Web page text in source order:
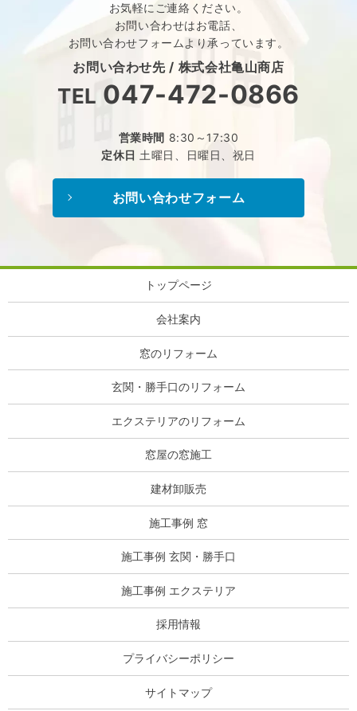
お気軽にご連絡ください。
お問い合わせはお電話、
お問い合わせフォームより承っています。
お問い合わせ先 / 株式会社亀山商店
TEL 047-472-0866
営業時間 8:30～17:30
定休日 土曜日、日曜日、祝日
お問い合わせフォーム
トップページ
会社案内
窓のリフォーム
玄関・勝手口のリフォーム
エクステリアのリフォーム
窓屋の窓施工
建材卸販売
施工事例 窓
施工事例 玄関・勝手口
施工事例 エクステリア
採用情報
プライバシーポリシー
サイトマップ